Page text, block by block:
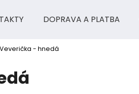
DOPRAVA A PLATBA
- hnedá
nájsť?